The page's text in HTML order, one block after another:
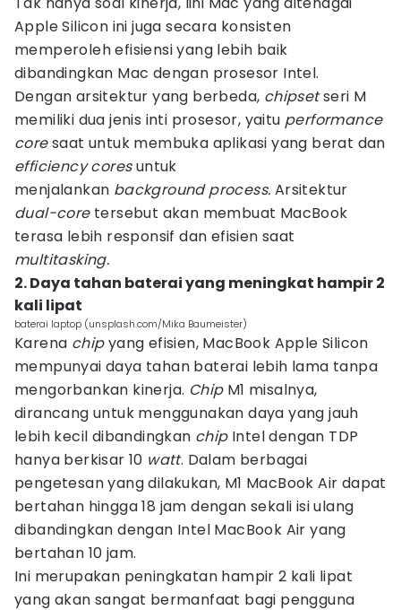
Apple Silicon ini juga secara konsisten
memperoleh efisiensi yang lebih baik
dibandingkan Mac dengan prosesor Intel.
Dengan arsitektur yang berbeda, chipsetseri M
memiliki dua jenis inti prosesor, yaitu performance
coresaat untuk membuka aplikasi yang berat dan
efficiency coresuntuk
menjalankan background process. Arsitektur
dual-coretersebut akan membuat MacBook
terasa lebih responsif dan efisien saat
multitasking.
2. Daya tahan baterai yang meningkat hampir 2
kali lipat
baterai laptop (unsplash.com/Mika Baumeister)
Karena chipyang efisien, MacBook Apple Silicon
mempunyai daya tahan baterai lebih lama tanpa
mengorbankan kinerja. ChipM1 misalnya,
dirancang untuk menggunakan daya yang jauh
lebih kecil dibandingkan chipIntel dengan TDP
hanya berkisar 10 watt. Dalam berbagai
pengetesan yang dilakukan, M1 MacBook Air dapat
bertahan hingga 18 jam dengan sekali isi ulang
dibandingkan dengan Intel MacBook Air yang
bertahan 10 jam.
Ini merupakan peningkatan hampir 2 kali lipat
yang akan sangat bermanfaat bagi pengguna